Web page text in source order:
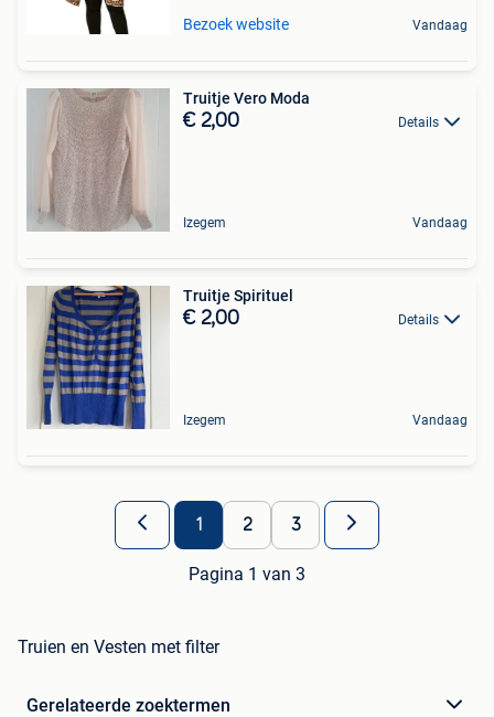
Bezoek website Vandaag
Truitje Vero Moda
€ 2,00 Details
Izegem Vandaag
Truitje Spirituel
€ 2,00 Details
Izegem Vandaag
1 2 3
Pagina 1 van 3
Truien en Vesten met filter
Gerelateerde zoektermen